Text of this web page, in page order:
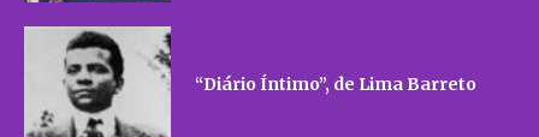
“Diário Íntimo”, de Lima Barreto